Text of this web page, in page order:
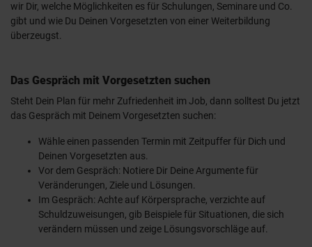
wir Dir, welche Möglichkeiten es für Schulungen, Seminare und Co.
gibt und wie Du Deinen Vorgesetzten von einer Weiterbildung
überzeugst.
Das Gespräch mit Vorgesetzten suchen
Steht Dein Plan für mehr Zufriedenheit im Job, dann solltest Du jetzt
das Gespräch mit Deinem Vorgesetzten suchen:
Wähle einen passenden Termin mit Zeitpuffer für Dich und
Deinen Vorgesetzten aus.
Vor dem Gespräch: Notiere Dir Deine Argumente für
Veränderungen, Ziele und Lösungen.
Im Gespräch: Achte auf Körpersprache, verzichte auf
Schuldzuweisungen, gib Beispiele für Situationen, die sich
verändern müssen und zeige Lösungsvorschläge auf.